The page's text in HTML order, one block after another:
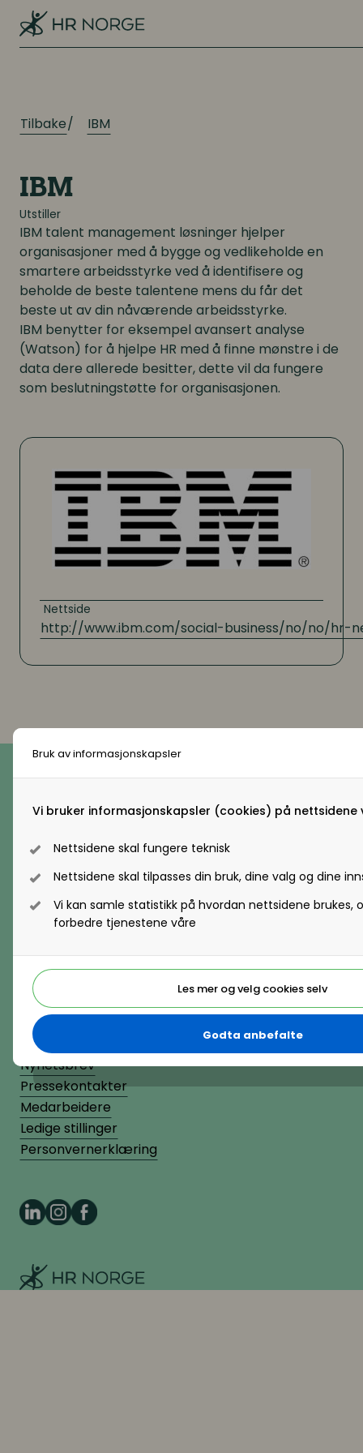
Bruk av informasjonskapsler
Vi bruker informasjonskapsler (cookies) på nettsidene
Nettsidene skal fungere teknisk
Nettsidene skal tilpasses din bruk, dine valg og dine
Vi kan samle statistikk på hvordan nettsidene brukes,
forbedre tjenestene våre
Les mer og velg cookies selv
Godta anbefalte
Organisasjonskultur
Arbeidsrett
Arbeidsmiljø og sykefravær
Mangfold og inkludering
Digitalisering
Digitale løsninger innen HR
Digitale løsninger i virksomheten
Kompetanseutvikling
Lønn og ytelser
Lønn og ytelser
Pensjon
Lønnsoppgjøret og tariff
Digitalisering
Digitale løsninger innen HR
Digitale løsninger i virksomheten
Tilbake IBM
IBM
Utstiller
IBM talent management løsninger hjelper
organisasjoner med å bygge og vedlikeholde en
smartere arbeidsstyrke ved å identifisere og
beholde de beste talentene mens du får det
beste ut av din nåværende arbeidsstyrke.
IBM benytter for eksempel avansert analyse
(Watson) for å hjelpe HR med å finne mønstre i de
data dere allerede besitter, dette vil da fungere
som beslutningstøtte for organisasjonen.
Nettside
http://www.ibm.com/social-business/no/no/hr-
Telefon
hrnorge@hrnorge.no
Besøksadresse
Vollsveien 2A, 1366 Lysaker
Postadresse
Postboks 331, 1326 Lysaker
Organisasjonsnummer
884130182
Nyhetsbrev
Pressekontakter
Medarbeidere
Ledige stillinger
Personvernerklæring
HR Norge